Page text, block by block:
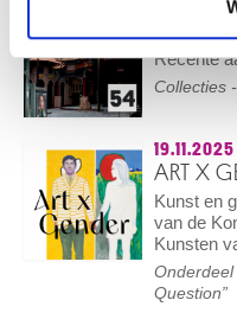
Recente
Collecties
19.11.2025
ART X
Kunst en
van de
Kunsten
Onderdeel
Question”